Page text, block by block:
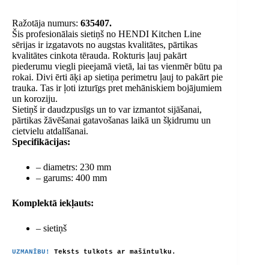
Ražotāja numurs: 635407.
Šis profesionālais sietiņš no HENDI Kitchen Line
sērijas ir izgatavots no augstas kvalitātes, pārtikas
kvalitātes cinkota tērauda. Rokturis ļauj pakārt
piederumu viegli pieejamā vietā, lai tas vienmēr būtu pa
rokai. Divi ērti āķi ap ​​sietiņa perimetru ļauj to pakārt pie
trauka. Tas ir ļoti izturīgs pret mehāniskiem bojājumiem
un koroziju.
Sietiņš ir daudzpusīgs un to var izmantot sijāšanai,
pārtikas žāvēšanai gatavošanas laikā un šķidrumu un
cietvielu atdalīšanai.
Specifikācijas:
– diametrs: 230 mm
– garums: 400 mm
Komplektā iekļauts:
– sietiņš
UZMANĪBU! Teksts tulkots ar mašīntulku.